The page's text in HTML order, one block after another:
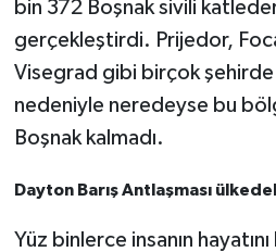
bin 372 Boşnak sivili
gerçekleştirdi. Prijedor,
Visegrad gibi birçok şehirde
nedeniyle neredeyse bu
Boşnak kalmadı.
Dayton Barış Antlaşması
Yüz binlerce insanın